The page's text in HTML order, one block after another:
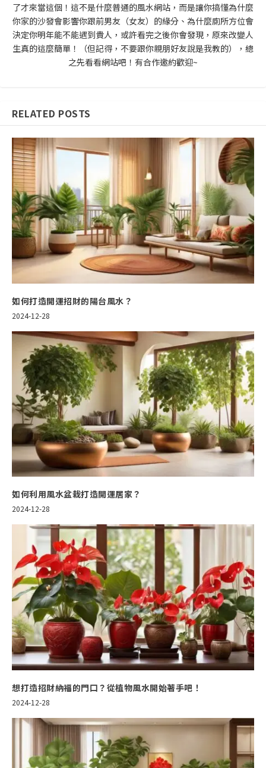
了才來當這個！這不是什麼普通的風水網站，而是讓你搞懂為什麼
你家的沙發會影響你跟前男友（女友）的緣分、為什麼廁所方位會
決定你明年能不能遇到貴人，或許看完之後你會發現，原來改變人
生真的這麼簡單！（但記得，不要跟你親朋好友說是我教的），總
之先看看網站吧！有合作邀約歡迎~
RELATED POSTS
如何打造開運招財的陽台風水？
2024-12-28
如何利用風水盆栽打造開運居家？
2024-12-28
想打造招財納福的門口？從植物風水開始著手吧！
2024-12-28